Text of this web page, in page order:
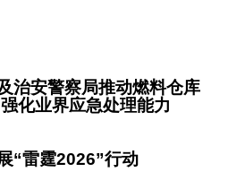
治安警察局推动燃料仓库
化业界应急处理能力
“雷霆2026”行动